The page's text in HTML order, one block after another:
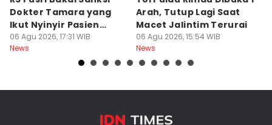
Dokter Tamara yang
Ikut Nyinyir Pasien
Yurizal
06 Agu 2026, 17:31 WIB
News
Arah, Tutup Lagi Saat
Macet Jalintim Terurai
06 Agu 2026, 15:54 WIB
News